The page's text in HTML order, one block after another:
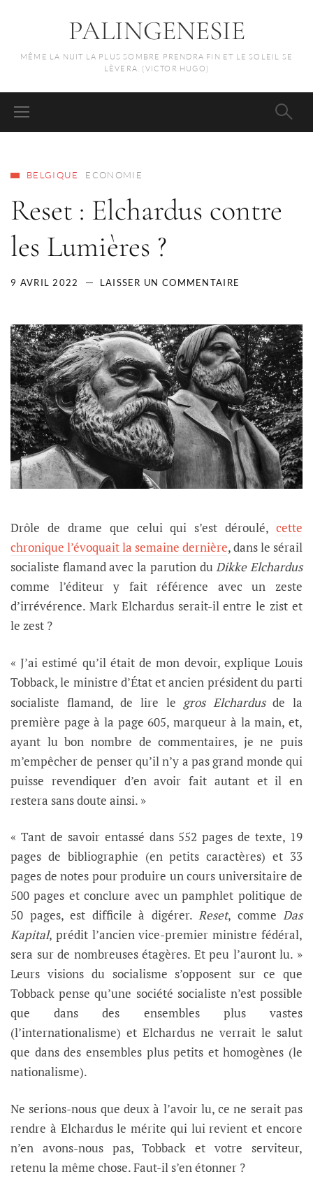
PALINGENESIE
MÊME LA NUIT LA PLUS SOMBRE PRENDRA FIN ET LE SOLEIL SE
LÈVERA. (VICTOR HUGO)
BELGIQUE ECONOMIE
Reset : Elchardus contre
les Lumières ?
9 AVRIL 2022 LAISSER UN COMMENTAIRE
Drôle de drame que celui qui s’est déroulé, cette
chronique l’évoquait la semaine dernière, dans le sérail
socialiste flamand avec la parution duDikke Elchardus
comme l’éditeur y fait référence avec un zeste
d’irrévérence. Mark Elchardus serait-il entre le zist et
le zest ?
« J’ai estimé qu’il était de mon devoir, explique Louis
Tobback, le ministre d’État et ancien président du parti
socialiste flamand, de lire le gros Elchardusde la
première page à la page 605, marqueur à la main, et,
ayant lu bon nombre de commentaires, je ne puis
m’empêcher de penser qu’il n’y a pas grand monde qui
puisse revendiquer d’en avoir fait autant et il en
restera sans doute ainsi. »
« Tant de savoir entassé dans 552 pages de texte, 19
pages de bibliographie (en petits caractères) et 33
pages de notes pour produire un cours universitaire de
500 pages et conclure avec un pamphlet politique de
50 pages, est difficile à digérer. Reset, comme Das
Kapital, prédit l’ancien vice-premier ministre fédéral,
sera sur de nombreuses étagères. Et peu l’auront lu. »
Leurs visions du socialisme s’opposent sur ce que
Tobback pense qu’une société socialiste n’est possible
que dans des ensembles plus vastes
(l’internationalisme) et Elchardus ne verrait le salut
que dans des ensembles plus petits et homogènes (le
nationalisme).
Ne serions-nous que deux à l’avoir lu, ce ne serait pas
rendre à Elchardus le mérite qui lui revient et encore
n’en avons-nous pas, Tobback et votre serviteur,
retenu la même chose. Faut-il s’en étonner ?